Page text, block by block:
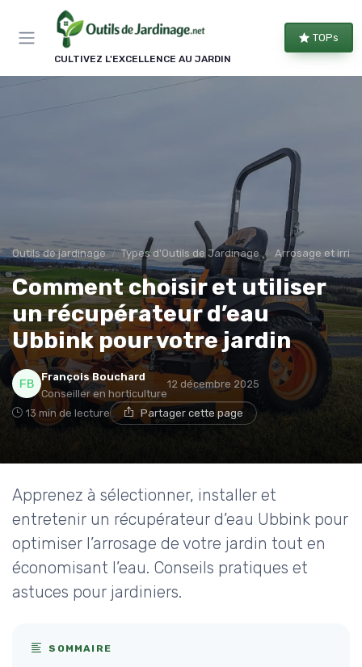
CULTIVEZ L'EXCELLENCE AU JARDIN
TOPs
Outils de jardinage Types d'Outils de Jardinage Arrosage et
Comment choisir et utiliser
un récupérateur d’eau
Ubbink pour votre jardin
François Bouchard
Conseiller en horticulture
12 décembre 2025
13 min de lecture Partager cette page
Apprenez à sélectionner, installer et
entretenir un récupérateur d’eau Ubbink pour
optimiser l’arrosage de votre jardin tout en
économisant l’eau. Conseils pratiques et
astuces pour jardiniers.
SOMMAIRE
Panneau de gestion des cookies